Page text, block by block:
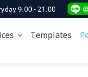
9.00 - 21.00
Templates